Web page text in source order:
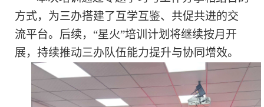
方式，为三办搭建了互学互鉴、共促共进的交
流平台。后续， “星火”培训计划将继续按月开
展，持续推动三办队伍能力提升与协同增效。